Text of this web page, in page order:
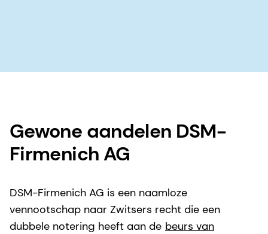
Gewone aandelen DSM-
Firmenich AG
DSM-Firmenich AG is een naamloze
vennootschap naar Zwitsers recht die een
dubbele notering heeft aan de beurs van